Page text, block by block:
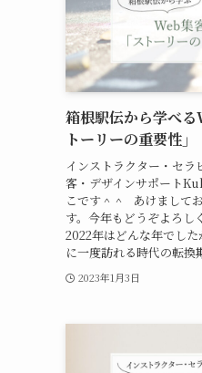
箱根駅伝から学べ
トーリーの重要性」
インストラクター・セ
客・デザインサポート
こです＾＾ あけまして
す。今年もどうぞよろし
2022年はどんな年でし
に一度訪れる時代の転換
2023年1月3日